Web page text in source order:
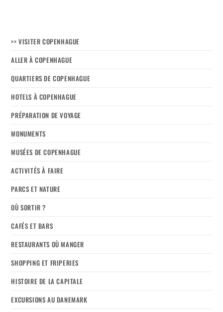
>> VISITER COPENHAGUE
ALLER À COPENHAGUE
QUARTIERS DE COPENHAGUE
HOTELS À COPENHAGUE
PRÉPARATION DE VOYAGE
MONUMENTS
MUSÉES DE COPENHAGUE
ACTIVITÉS À FAIRE
PARCS ET NATURE
OÙ SORTIR ?
CAFÉS ET BARS
RESTAURANTS OÙ MANGER
SHOPPING ET FRIPERIES
HISTOIRE DE LA CAPITALE
EXCURSIONS AU DANEMARK